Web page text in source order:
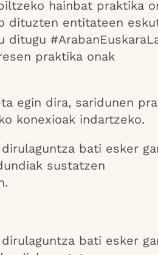
hainbat praktika
dituzten entitateen
praktika onak
egin dira, saridunen
konexioak indartzeko.
bati esker
sustatzen
bati esker